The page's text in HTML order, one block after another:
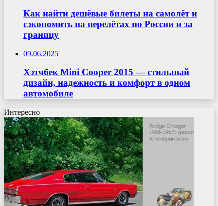
Как найти дешёвые билеты на самолёт и
сэкономить на перелётах по России и за
границу
09.06.2025
Хэтчбек Mini Cooper 2015 — стильный
дизайн, надежность и комфорт в одном
автомобиле
Интересно